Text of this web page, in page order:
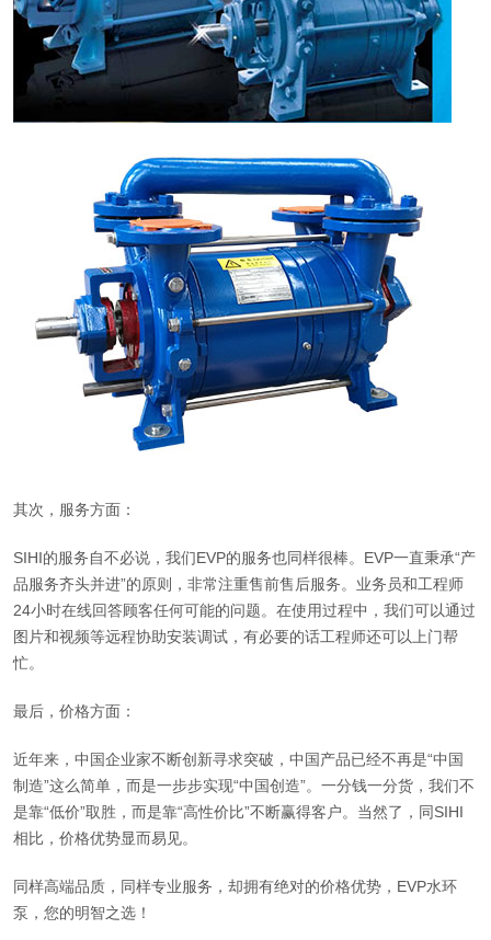
其次，服务方面：
SIHI的服务自不必说，我们EVP的服务也同样很棒。EVP一直秉承“产
品服务齐头并进”的原则，非常注重售前售后服务。业务员和工程师
24小时在线回答顾客任何可能的问题。在使用过程中，我们可以通过
图片和视频等远程协助安装调试，有必要的话工程师还可以上门帮
忙。
最后，价格方面：
近年来，中国企业家不断创新寻求突破，中国产品已经不再是“中国
制造”这么简单，而是一步步实现“中国创造”。一分钱一分货，我们不
是靠“低价”取胜，而是靠“高性价比”不断赢得客户。当然了，同SIHI
相比，价格优势显而易见。
同样高端品质，同样专业服务，却拥有绝对的价格优势，EVP水环
泵，您的明智之选！